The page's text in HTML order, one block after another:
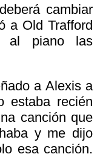
cambiar
a Old Trafford
al piano las
a Alexis a
estaba recién
canción que
y me dijo
esa canción.